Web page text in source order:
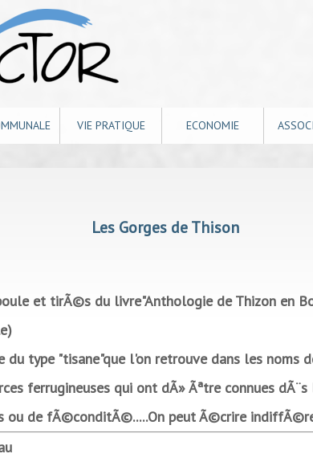
VIE PRATIQUE ECONOMIE
Les Gorges de Thison
et tirÃ©s du livre"Anthologie de Thizon en
du type "tisane"que l'on retrouve dans les noms
ferrugineuses qui ont dÃ» Ãªtre connues
ou de fÃ©conditÃ©.....On peut Ã©crire